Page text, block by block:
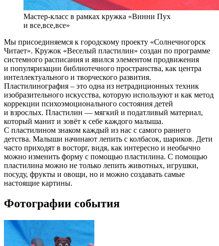
Мастер-класс в рамках кружка «Винни Пух
и все,все,все»
Мы присоединяемся к городскому проекту «Солнечногорск
Читает». Кружок «Веселый пластилин» создан по программе
системного расписания и явился элементом продвижения
и популяризации библиотечного пространства, как центра
интеллектуального и творческого развития.
Пластилинография – это одна из нетрадиционных техник
изобразительного искусства, которую используют и как метод
коррекции психоэмоционального состояния детей
и взрослых. Пластилин — мягкий и податливый материал,
который манит и зовёт к себе каждого малыша.
С пластилином знаком каждый из нас с самого раннего
детства. Малыши начинают лепить с колбасок, шариков. Дети
часто приходят в восторг, видя, как интересно и необычно
можно изменить форму с помощью пластилина. С помощью
пластилина можно не только лепить животных, игрушки,
посуду, фрукты и овощи, но и можно создавать самые
настоящие картины.
Фотографии события